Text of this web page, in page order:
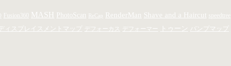
Fusion360 MASH PhotoScan ReCap RenderMan Shave and a Haircut speedtree
ディスプレイスメントマップ デフォーカス デフォーマー トゥーン バンプマップ